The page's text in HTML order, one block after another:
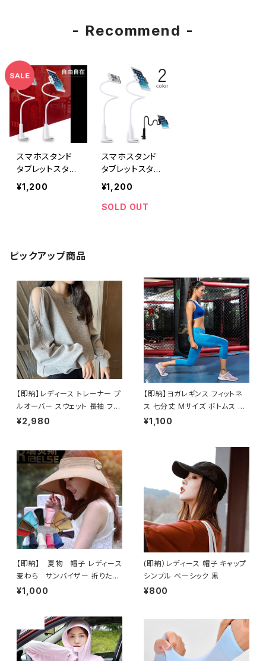
- Recommend -
スマホスタンド
タブレットスタン
ド アーム フレキ
シブルアーム 寝
¥1,200
スマホスタンド
タブレットスタン
ド アーム フレキ
シブルアーム 寝
ながら 卓上ブラ
¥1,200
SOLD OUT
ピックアップ商品
【即納】レディース トレーナー プ
ルオーバー スウェット 長袖 ファ
スナー付き ラウンドネック Mサ
¥2,980
【即納】ヨガレギンス フィットネ
ス 七分丈 Mサイズ ボトムス ブ
ルー
¥1,100
【即納】 夏物 帽子 レディース
麦わら サンバイザー 折りたた
み 日除け帽 つば広 リボン新品
¥1,000
(即納）レディース 帽子 キャップ
シンプル ベーシック 黒
¥800